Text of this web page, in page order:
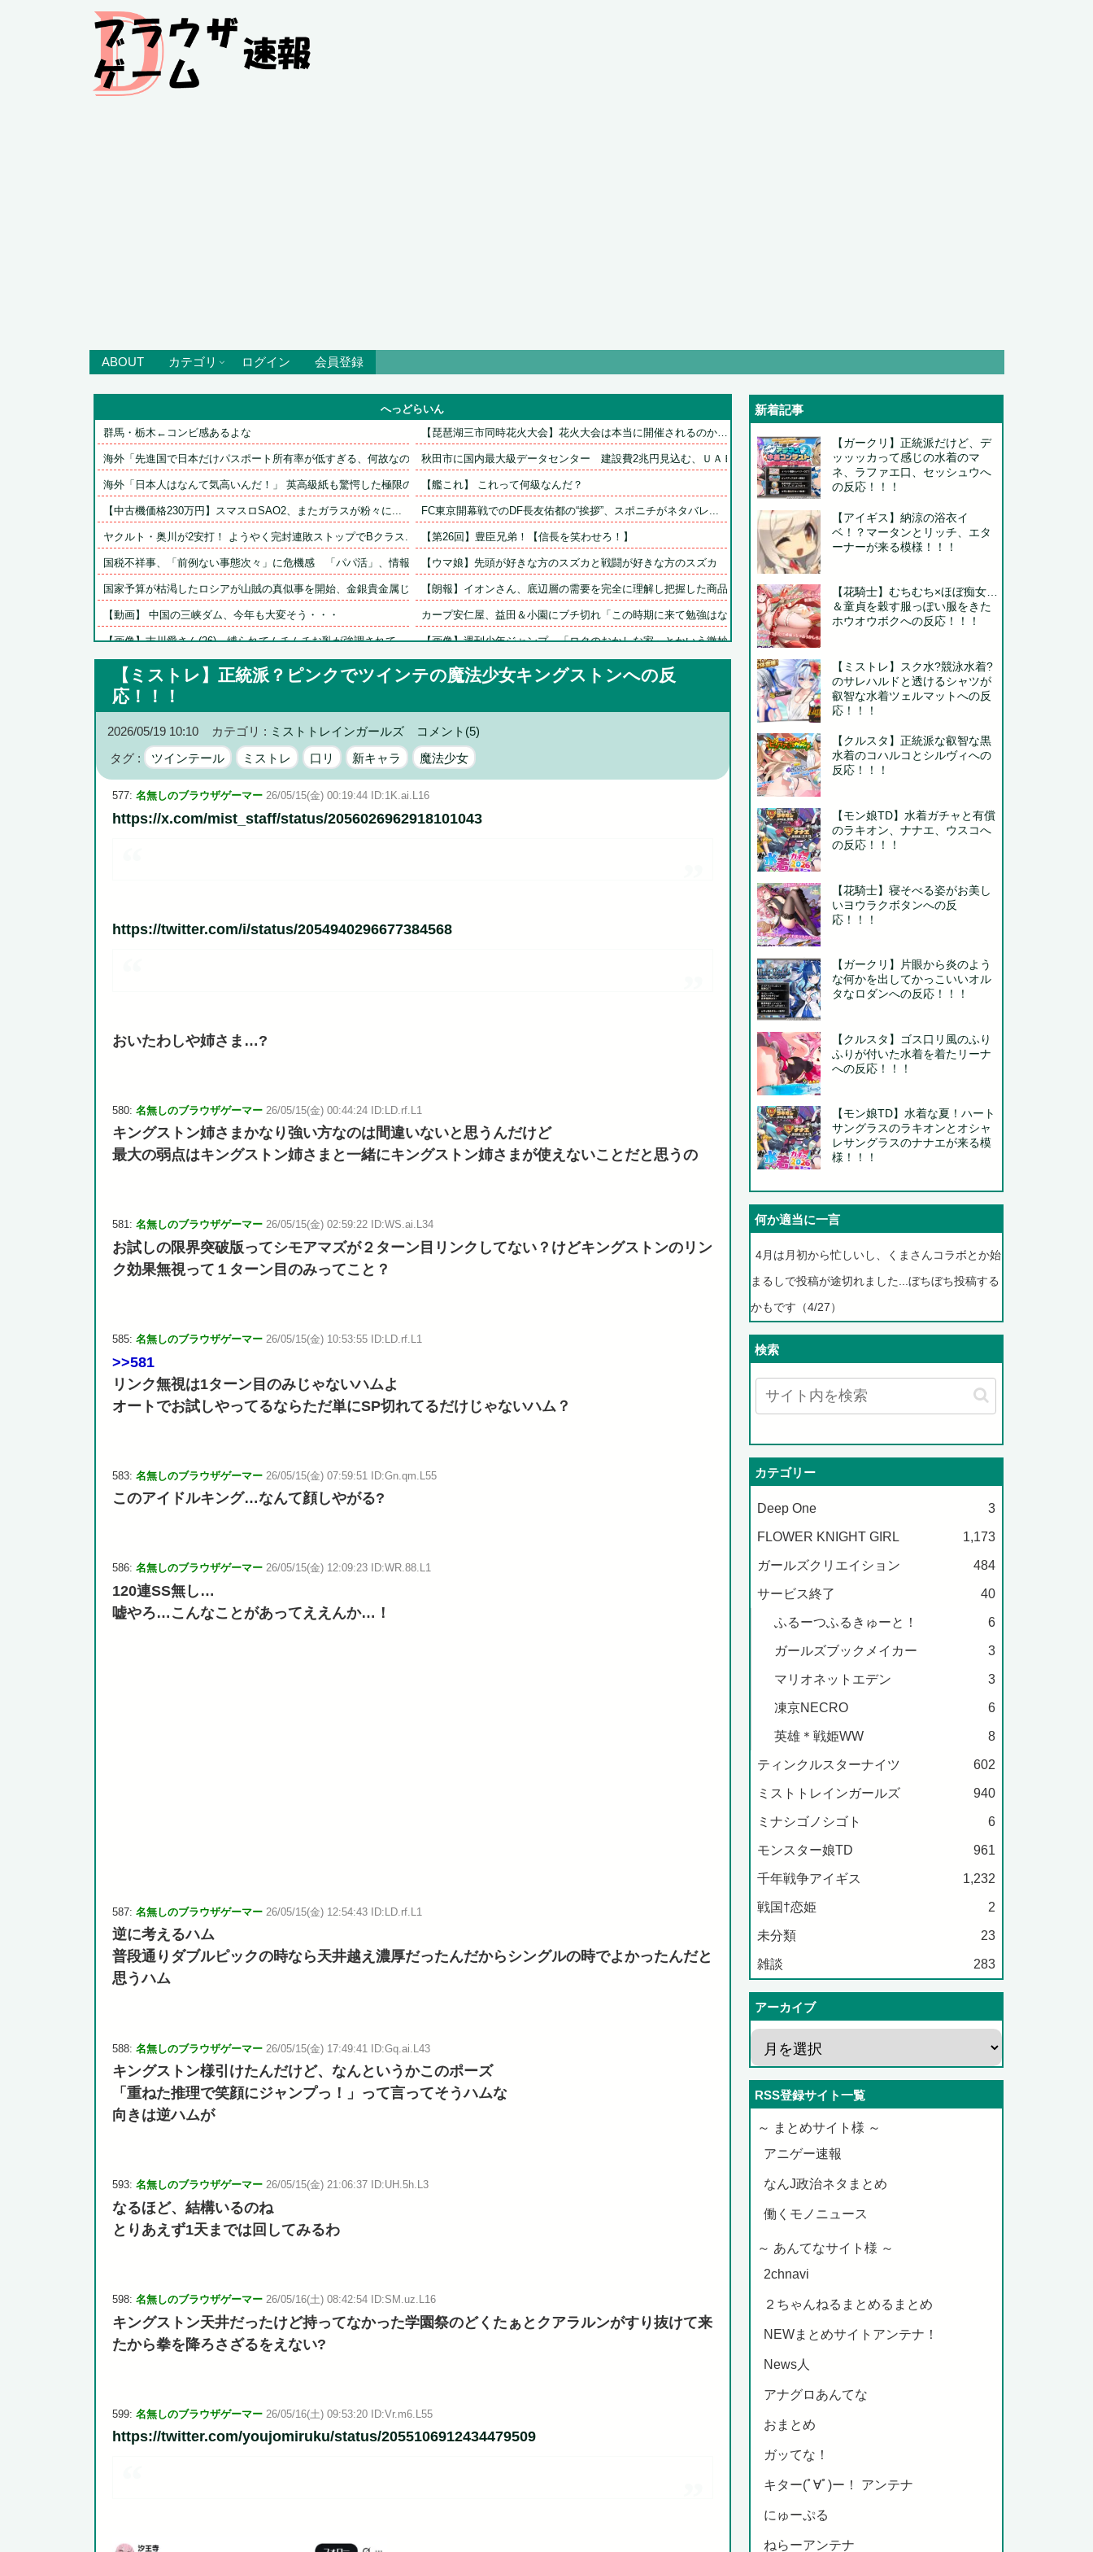
ABOUT カテゴリ ログイン 会員登録
へっどらいん
群馬・栃木←コンビ感あるよな
海外「先進国で日本だけパスポート所有率が低すぎる、何故なのか...
海外「日本人はなんて気高いんだ！」 英高級紙も驚愕した極限の...
【中古機価格230万円】スマスロSAO2、またガラスが粉々に...
ヤクルト・奥川が2安打！ ようやく完封連敗ストップでBクラス...
国税不祥事、「前例ない事態次々」に危機感　「パパ活」、情報漏...
国家予算が枯渇したロシアが山賊の真似事を開始、金銀貴金属じゃ...
【動画】 中国の三峡ダム、今年も大変そう・・・
【画像】吉川愛さん(26)、縛られてムチムチお乳が強調されて...
【FF14】海外コミュニティ「The Balance」考案の...
【悲報】アソビストア「すまん漏らした」１５thライブ描き下ろ...
首相官邸、"映え"を意識した高市首相熊本訪問の感動BGM付き...
Powered by livedoor 相互RSS
【琵琶湖三市同時花火大会】花火大会は本当に開催されるのか…Ｈ...
秋田市に国内最大級データセンター　建設費2兆円見込む、ＵＡＥ...
【艦これ】 これって何級なんだ？
FC東京開幕戦でのDF長友佑都の“挨拶”、スポニチがネタバレ...
【第26回】豊臣兄弟！【信長を笑わせろ！】
【ウマ娘】先頭が好きな方のスズカと戦闘が好きな方のスズカ
【朗報】イオンさん、底辺層の需要を完全に理解し把握した商品を...
カープ安仁屋、益田＆小園にブチ切れ「この時期に来て勉強はない...
【画像】週刊少年ジャンプ、「ロクのおかしな家」とかいう微妙な...
【悲報】ラッパーさん、札束披露するもネット民から新社会人の初...
Powered by livedoor 相互RSS
【ミストレ】正統派？ピンクでツインテの魔法少女キングストンへの反
応！！！
2026/05/19 10:10 カテゴリ : ミストトレインガールズ
コメント(5)
タグ :
ツインテール ミストレ 口リ 新キャラ 魔法少女
577: 名無しのブラウザゲーマー 26/05/15(金) 00:19:44 ID:1K.ai.L16
https://x.com/mist_staff/status/2056026962918101043
https://twitter.com/i/status/2054940296677384568
おいたわしや姉さま…?
580: 名無しのブラウザゲーマー 26/05/15(金) 00:44:24 ID:LD.rf.L1
キングストン姉さまかなり強い方なのは間違いないと思うんだけど
最大の弱点はキングストン姉さまと一緒にキングストン姉さまが使えないことだと思うの
581: 名無しのブラウザゲーマー 26/05/15(金) 02:59:22 ID:WS.ai.L34
お試しの限界突破版ってシモアマズが２ターン目リンクしてない？けどキングストンのリン
ク効果無視って１ターン目のみってこと？
585: 名無しのブラウザゲーマー 26/05/15(金) 10:53:55 ID:LD.rf.L1
>>581
リンク無視は1ターン目のみじゃないハムよ
オートでお試しやってるならただ単にSP切れてるだけじゃないハム？
583: 名無しのブラウザゲーマー 26/05/15(金) 07:59:51 ID:Gn.qm.L55
このアイドルキング…なんて顔しやがる?
586: 名無しのブラウザゲーマー 26/05/15(金) 12:09:23 ID:WR.88.L1
120連SS無し…
嘘やろ…こんなことがあってええんか…！
587: 名無しのブラウザゲーマー 26/05/15(金) 12:54:43 ID:LD.rf.L1
逆に考えるハム
普段通りダブルピックの時なら天井越え濃厚だったんだからシングルの時でよかったんだと
思うハム
588: 名無しのブラウザゲーマー 26/05/15(金) 17:49:41 ID:Gq.ai.L43
キングストン様引けたんだけど、なんというかこのポーズ
「重ねた推理で笑顔にジャンプっ！」って言ってそうハムな
向きは逆ハムが
593: 名無しのブラウザゲーマー 26/05/15(金) 21:06:37 ID:UH.5h.L3
なるほど、結構いるのね
とりあえず1天までは回してみるわ
598: 名無しのブラウザゲーマー 26/05/16(土) 08:42:54 ID:SM.uz.L16
キングストン天井だったけど持ってなかった学園祭のどくたぁとクアラルンがすり抜けて来
たから拳を降ろさざるをえない?
599: 名無しのブラウザゲーマー 26/05/16(土) 09:53:20 ID:Vr.m6.L55
https://twitter.com/youjomiruku/status/2055106912434479509
新着記事
【ガークリ】正統派だけど、デ
ッッッカって感じの水着のマ
ネ、ラファエ口、セッシュウへ
の反応！！！
【アイギス】納涼の浴衣イ
ベ！？マータンとリッチ、エタ
ーナーが来る模様！！！
【花騎士】むちむち×ほぼ痴女…
＆童貞を穀す服っぽい服をきた
ホウオウボクへの反応！！！
【ミストレ】スク水?競泳水着?
のサレハルドと透けるシャツが
叡智な水着ツェルマットへの反
応！！！
【クルスタ】正統派な叡智な黒
水着のコハルコとシルヴィへの
反応！！！
【モン娘TD】水着ガチャと有償
のラキオン、ナナエ、ウスコへ
の反応！！！
【花騎士】寝そべる姿がお美し
いヨウラクボタンへの反
応！！！
【ガークリ】片眼から炎のよう
な何かを出してかっこいいオル
タなロダンへの反応！！！
【クルスタ】ゴス口リ風のふり
ふりが付いた水着を着たリーナ
への反応！！！
【モン娘TD】水着な夏！ハート
サングラスのラキオンとオシャ
レサングラスのナナエが来る模
様！！！
何か適当に一言
4月は月初から忙しいし、くまさんコラボとか始
まるしで投稿が途切れました...ぼちぼち投稿する
かもです（4/27）
検索
カテゴリー
Deep One 3
FLOWER KNIGHT GIRL 1,173
ガールズクリエイション 484
サービス終了 40
ふるーつふるきゅーと！ 6
ガールズブックメイカー 3
マリオネットエデン 3
凍京NECRO 6
英雄＊戦姫WW 8
ティンクルスターナイツ 602
ミストトレインガールズ 940
ミナシゴノシゴト 6
モンスター娘TD 961
千年戦争アイギス 1,232
戦国†恋姫 2
未分類 23
雑談 283
アーカイブ
RSS登録サイト一覧
～ まとめサイト様 ～
アニゲー速報
なんJ政治ネタまとめ
働くモノニュース
～ あんてなサイト様 ～
2chnavi
２ちゃんねるまとめるまとめ
NEWまとめサイトアンテナ！
News人
アナグロあんてな
おまとめ
ガッてな！
キター(ﾟ∀ﾟ)ー！ アンテナ
にゅーぷる
ねらーアンテナ